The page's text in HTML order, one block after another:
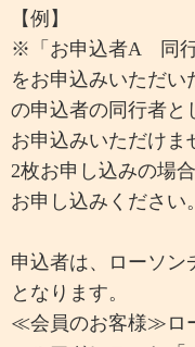
【例】
※「お申込者A 同行
をお申込みいただ
の申込者の同行者と
お申込みいただけま
2枚お申し込みの場
お申し込みください。
申込者は、ローソン
となります。
≪会員のお客様≫ロ